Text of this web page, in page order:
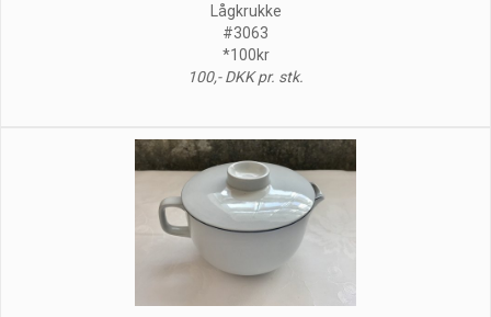
Lågkrukke
#3063
*100kr
100,- DKK pr. stk.